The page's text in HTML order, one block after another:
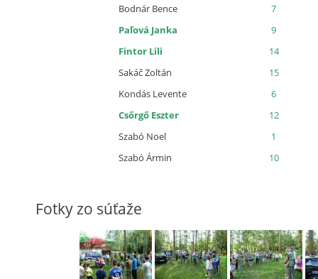
Bodnár Bence
7
Paľová Janka
9
Fintor Lili
14
Sakáč Zoltán
15
Kondás Levente
6
Csőrgő Eszter
12
Szabó Noel
1
Szabó Ármin
10
Fotky zo súťaže